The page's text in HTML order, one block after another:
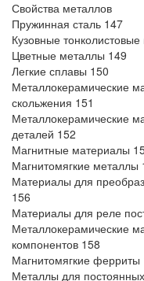
Свойства металлов
Пружинная сталь 147
Кузовные
Цветные металлы 149
Легкие сплавы 150
Металлокерамические
скольжения 151
Металлокерамические
деталей 152
Магнитные материалы
Магнитомягкие металлы
Материалы для
156
Материалы для реле
Металлокерамические
компонентов 158
Магнитомягкие ферриты
Металлы для